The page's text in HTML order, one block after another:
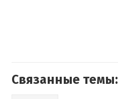
Связанные темы: